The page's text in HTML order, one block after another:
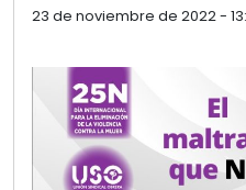
23 de noviembre de 2022 -